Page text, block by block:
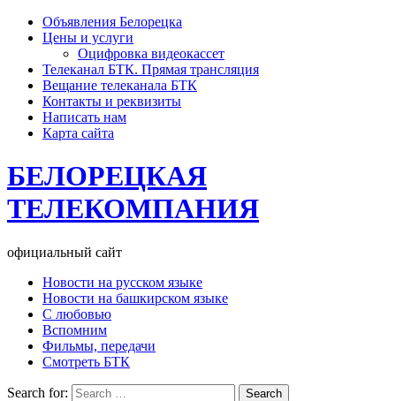
Объявления Белорецка
Цены и услуги
Оцифровка видеокассет
Телеканал БТК. Прямая трансляция
Вещание телеканала БТК
Контакты и реквизиты
Написать нам
Карта сайта
БЕЛОРЕЦКАЯ
ТЕЛЕКОМПАНИЯ
официальный сайт
Новости на русском языке
Новости на башкирском языке
С любовью
Вспомним
Фильмы, передачи
Смотреть БТК
Search for: